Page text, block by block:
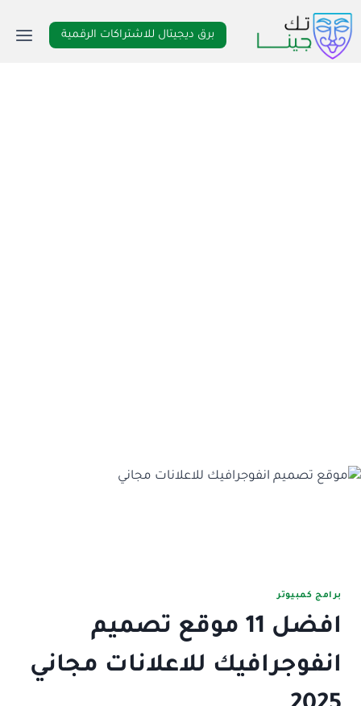
التجاوز
إلى
المحتوى
برق ديجيتال للاشتراكات الرقمية
برامج كمبيوتر
افضل 11 موقع تصميم
انفوجرافيك للاعلانات مجاني